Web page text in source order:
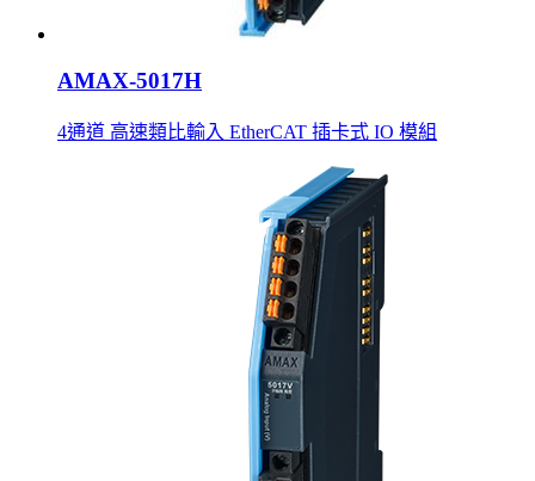
AMAX-5017H
4通道 高速類比輸入 EtherCAT 插卡式 IO 模組